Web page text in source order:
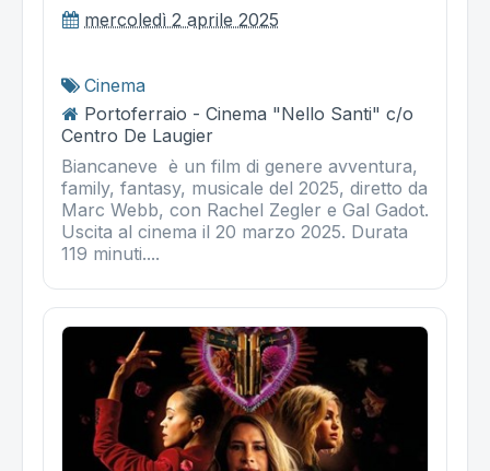
mercoledì 2 aprile 2025
Cinema
Portoferraio - Cinema "Nello Santi" c/o
Centro De Laugier
Biancaneve è un film di genere avventura,
family, fantasy, musicale del 2025, diretto da
Marc Webb, con Rachel Zegler e Gal Gadot.
Uscita al cinema il 20 marzo 2025. Durata
119 minuti....